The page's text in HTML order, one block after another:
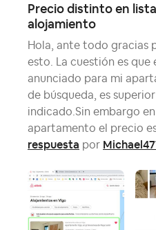
Precio distinto en
alojamiento
Hola, ante todo gracias
esto. La cuestión es
anunciado para mi
de búsqueda, es
indicado.Sin embargo
apartamento el precio
respuesta por